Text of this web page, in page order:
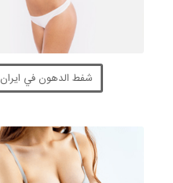
شفط الدهون في ايران